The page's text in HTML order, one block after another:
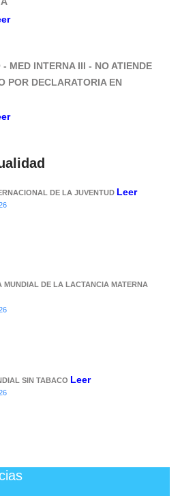
MED INTERNA III - NO ATIENDE
POR DECLARATORIA EN
DE LA JUVENTUD Leer
MUNDIAL DE LA LACTANCIA MATERNA
SIN TABACO Leer